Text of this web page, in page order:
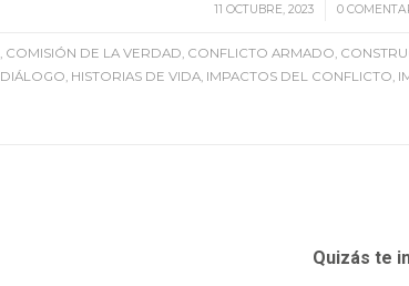
11 OCTUBRE, 2023
/ 0 /
, COMISIÓN DE LA VERDAD, CONFLICTO ARMADO,
DIÁLOGO, HISTORIAS DE VIDA, IMPACTOS DEL CONFLICTO,
Quizás te